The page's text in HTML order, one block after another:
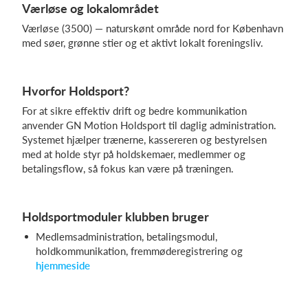
Værløse og lokalområdet
Værløse (3500) — naturskønt område nord for København
med søer, grønne stier og et aktivt lokalt foreningsliv.
Hvorfor Holdsport?
For at sikre effektiv drift og bedre kommunikation
anvender GN Motion Holdsport til daglig administration.
Systemet hjælper trænerne, kassereren og bestyrelsen
med at holde styr på holdskemaer, medlemmer og
betalingsflow, så fokus kan være på træningen.
Holdsportmoduler klubben bruger
Medlemsadministration, betalingsmodul,
holdkommunikation, fremmøderegistrering og
hjemmeside